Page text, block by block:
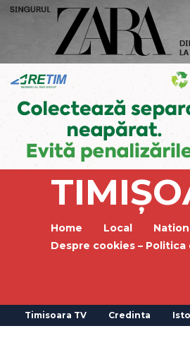
Home Local
Despre cookies – Politica
Timisoara TV Credinta